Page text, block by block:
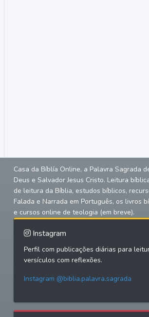
Casa da Bíblía Online, a Palavra Sagrada
Deus e Salvador Jesus Cristo. Leitura
de leitura da Bíblia, estudos bíblicos,
Falada e Narrada em Português, os livros
e cursos online de teologia (em breve).
Instagram
Perfil com publicações diárias para
versículos com reflexões.
Instagram @biblia.palavra.sagrada